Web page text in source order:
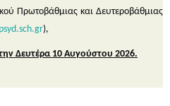
Πρωτοβάθμιας και Δευτεροβάθμιας
),
Δευτέρα 10 Αυγούστου 2026.